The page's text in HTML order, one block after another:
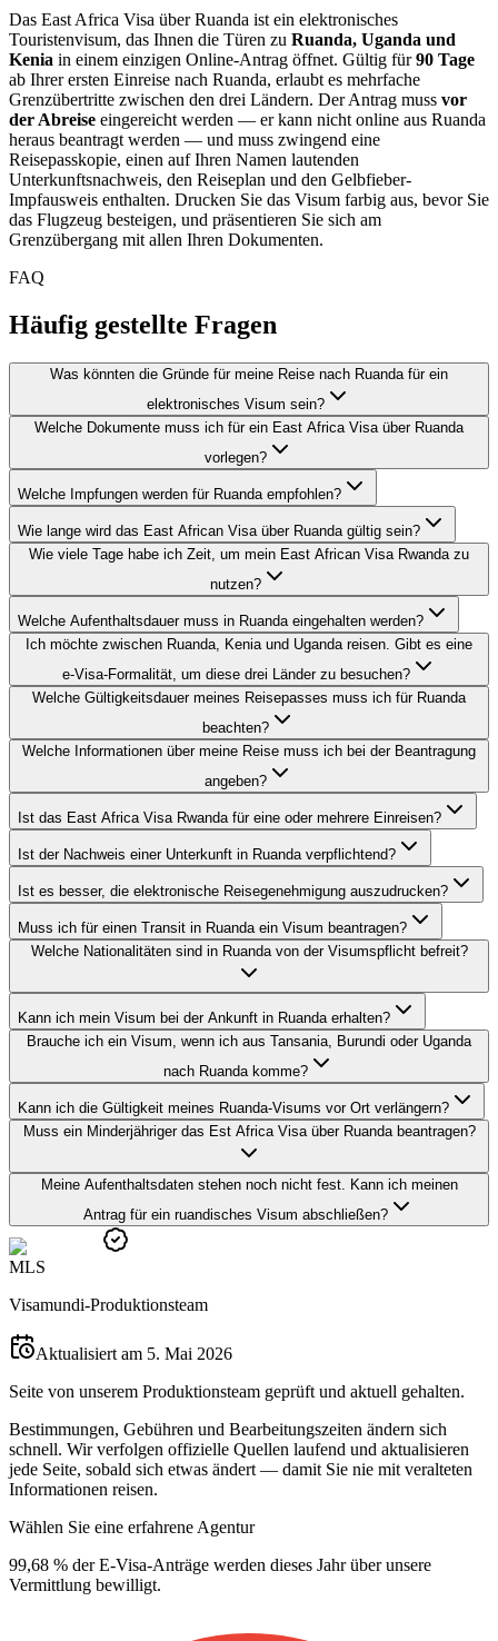
Das East Africa Visa über Ruanda ist ein elektronisches
Touristenvisum, das Ihnen die Türen zu Ruanda, Uganda und
Kenia in einem einzigen Online-Antrag öffnet. Gültig für90 Tage
ab Ihrer ersten Einreise nach Ruanda, erlaubt es mehrfache
Grenzübertritte zwischen den drei Ländern. Der Antrag muss vor
der Abreise eingereicht werden — er kann nicht online aus Ruanda
heraus beantragt werden — und muss zwingend eine
Reisepasskopie, einen auf Ihren Namen lautenden
Unterkunftsnachweis, den Reiseplan und den Gelbfieber-
Impfausweis enthalten. Drucken Sie das Visum farbig aus, bevor Sie
das Flugzeug besteigen, und präsentieren Sie sich am
Grenzübergang mit allen Ihren Dokumenten.
FAQ
Häufig gestellte Fragen
Was könnten die Gründe für meine Reise nach Ruanda für ein
elektronisches Visum sein?
Welche Dokumente muss ich für ein East Africa Visa über Ruanda
vorlegen?
Welche Impfungen werden für Ruanda empfohlen?
Wie lange wird das East African Visa über Ruanda gültig sein?
Wie viele Tage habe ich Zeit, um mein East African Visa Rwanda zu
nutzen?
Welche Aufenthaltsdauer muss in Ruanda eingehalten werden?
Ich möchte zwischen Ruanda, Kenia und Uganda reisen. Gibt es eine
e-Visa-Formalität, um diese drei Länder zu besuchen?
Welche Gültigkeitsdauer meines Reisepasses muss ich für Ruanda
beachten?
Welche Informationen über meine Reise muss ich bei der Beantragung
angeben?
Ist das East Africa Visa Rwanda für eine oder mehrere Einreisen?
Ist der Nachweis einer Unterkunft in Ruanda verpflichtend?
Ist es besser, die elektronische Reisegenehmigung auszudrucken?
Muss ich für einen Transit in Ruanda ein Visum beantragen?
Welche Nationalitäten sind in Ruanda von der Visumspflicht befreit?
Kann ich mein Visum bei der Ankunft in Ruanda erhalten?
Brauche ich ein Visum, wenn ich aus Tansania, Burundi oder Uganda
nach Ruanda komme?
Kann ich die Gültigkeit meines Ruanda-Visums vor Ort verlängern?
Muss ein Minderjähriger das Est Africa Visa über Ruanda beantragen?
Meine Aufenthaltsdaten stehen noch nicht fest. Kann ich meinen
Antrag für ein ruandisches Visum abschließen?
MLS
Visamundi-Produktionsteam
Aktualisiert am 5. Mai 2026
Seite von unserem Produktionsteam geprüft und aktuell gehalten.
Bestimmungen, Gebühren und Bearbeitungszeiten ändern sich
schnell. Wir verfolgen offizielle Quellen laufend und aktualisieren
jede Seite, sobald sich etwas ändert — damit Sie nie mit veralteten
Informationen reisen.
Wählen Sie eine erfahrene Agentur
99,68 % der E-Visa-Anträge werden dieses Jahr über unsere
Vermittlung bewilligt.